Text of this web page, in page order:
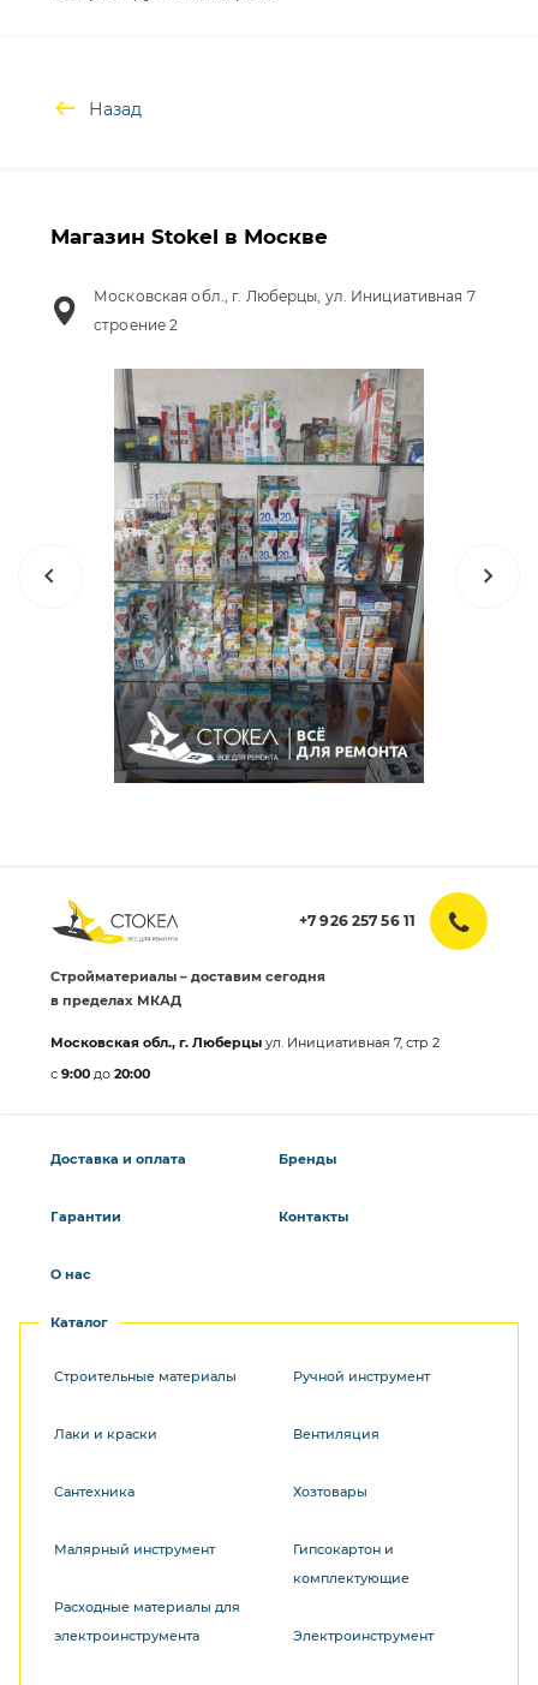
Назад
Магазин Stokel в Москве
Московская обл., г. Люберцы, ул. Инициативная 7
строение 2
+7 926 257 56 11
Стройматериалы – доставим сегодня
в пределах МКАД
Московская обл., г. Люберцы ул. Инициативная 7, стр 2
с 9:00 до 20:00
Доставка и оплата
Гарантии
О нас
Бренды
Контакты
Каталог
Строительные материалы
Лаки и краски
Сантехника
Малярный инструмент
Расходные материалы для
электроинструмента
Ручной инструмент
Вентиляция
Хозтовары
Гипсокартон и
комплектующие
Электроинструмент